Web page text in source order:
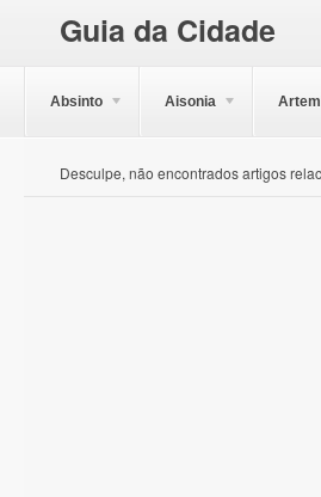
Guia da Cidade
Absinto Aisonia
Desculpe, não encontrados artigos